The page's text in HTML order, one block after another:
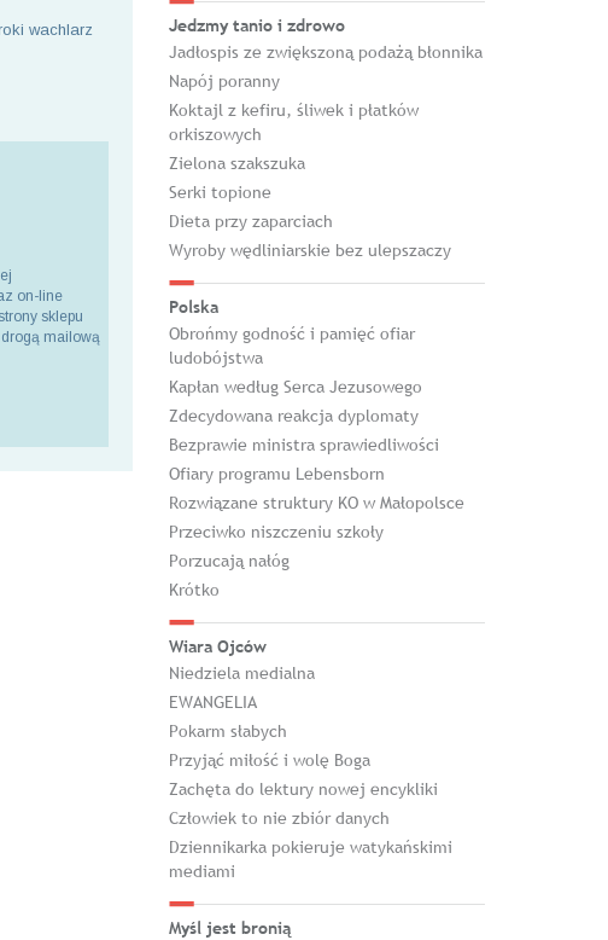
wachlarz
on-line
sklepu
mailową
Jedzmy tanio i zdrowo
Jadłospis ze zwiększoną podażą błonnika
Napój poranny
Koktajl z kefiru, śliwek i płatków
orkiszowych
Zielona szakszuka
Serki topione
Dieta przy zaparciach
Wyroby wędliniarskie bez ulepszaczy
Polska
Obrońmy godność i pamięć ofiar
ludobójstwa
Kapłan według Serca Jezusowego
Zdecydowana reakcja dyplomaty
Bezprawie ministra sprawiedliwości
Ofiary programu Lebensborn
Rozwiązane struktury KO w Małopolsce
Przeciwko niszczeniu szkoły
Porzucają nałóg
Krótko
Wiara Ojców
Niedziela medialna
EWANGELIA
Pokarm słabych
Przyjąć miłość i wolę Boga
Zachęta do lektury nowej encykliki
Człowiek to nie zbiór danych
Dziennikarka pokieruje watykańskimi
mediami
Myśl jest bronią